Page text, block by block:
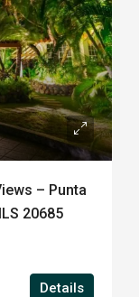
– Punta
20685
Details